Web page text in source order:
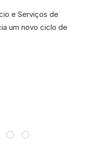
e Serviços de
um novo ciclo de